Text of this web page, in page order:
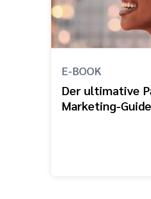
E-BOOK
Der ultimative
Marketing-Guide